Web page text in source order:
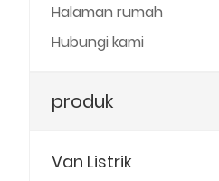
Halaman rumah
Hubungi kami
produk
Van Listrik